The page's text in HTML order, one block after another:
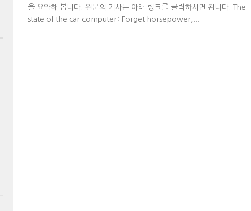
을 요약해 봅니다. 원문의 기사는 아래 링크를 클릭하시면 됩니다. The
state of the car computer: Forget horsepower,...